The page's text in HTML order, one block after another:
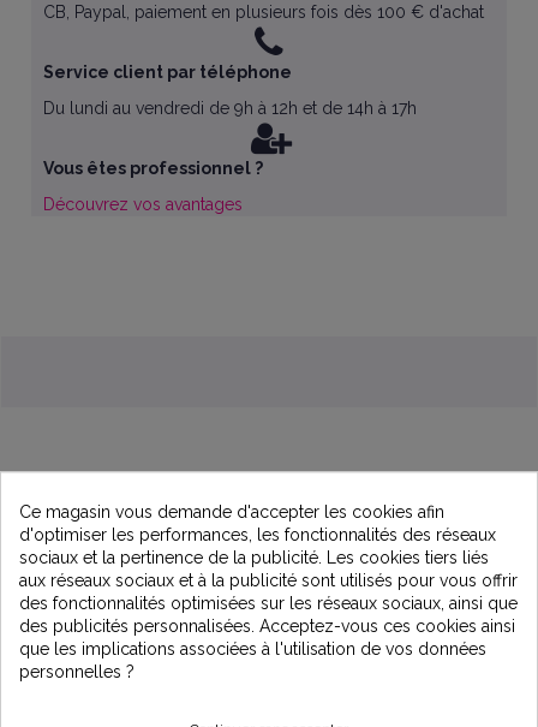
CB, Paypal, paiement en plusieurs fois dès 100 € d'achat
Service client par téléphone
Du lundi au vendredi de 9h à 12h et de 14h à 17h
Vous êtes professionnel ?
Découvrez vos avantages
Description
Caractéristiques techniques :
Ce magasin vous demande d'accepter les cookies afin
d'optimiser les performances, les fonctionnalités des réseaux
sociaux et la pertinence de la publicité. Les cookies tiers liés
aux réseaux sociaux et à la publicité sont utilisés pour vous offrir
des fonctionnalités optimisées sur les réseaux sociaux, ainsi que
des publicités personnalisées. Acceptez-vous ces cookies ainsi
que les implications associées à l'utilisation de vos données
personnelles ?